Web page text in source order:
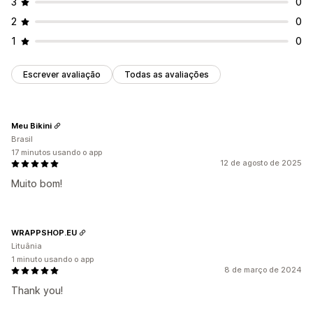
Mensagem de direitos autorais
2
0
1
0
Escrever avaliação Todas as avaliações
12 de agosto de 2025
Muito bom!
Meu Bikini
Brasil
17 minutos usando o app
8 de março de 2024
Thank you!
WRAPPSHOP.EU
Lituânia
1 minuto usando o app